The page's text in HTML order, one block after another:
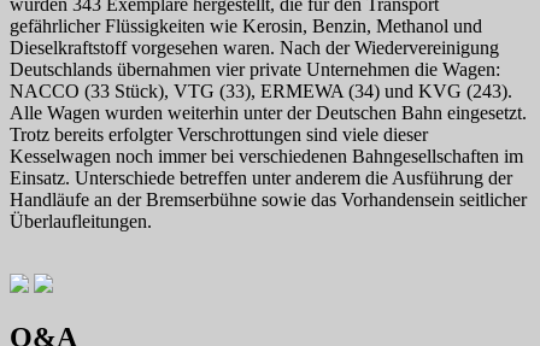
wurden 343 Exemplare hergestellt, die für den Transport
gefährlicher Flüssigkeiten wie Kerosin, Benzin, Methanol und
Dieselkraftstoff vorgesehen waren. Nach der Wiedervereinigung
Deutschlands übernahmen vier private Unternehmen die Wagen:
NACCO (33 Stück), VTG (33), ERMEWA (34) und KVG (243).
Alle Wagen wurden weiterhin unter der Deutschen Bahn eingesetzt.
Trotz bereits erfolgter Verschrottungen sind viele dieser
Kesselwagen noch immer bei verschiedenen Bahngesellschaften im
Einsatz. Unterschiede betreffen unter anderem die Ausführung der
Handläufe an der Bremserbühne sowie das Vorhandensein seitlicher
Überlaufleitungen.
Q&A